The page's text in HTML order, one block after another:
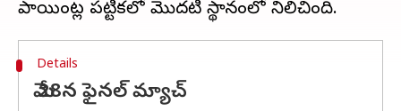
Details
మే 28న ఫైనల్ మ్యాచ్